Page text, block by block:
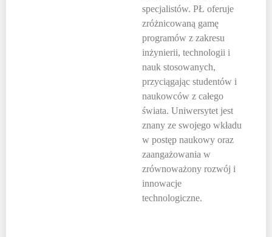
specjalistów. PŁ oferuje
zróżnicowaną gamę
programów z zakresu
inżynierii, technologii i
nauk stosowanych,
przyciągając studentów i
naukowców z całego
świata. Uniwersytet jest
znany ze swojego wkładu
w postęp naukowy oraz
zaangażowania w
zrównoważony rozwój i
innowacje
technologiczne.